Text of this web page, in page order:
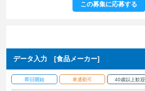
この募集に応募する
データ入力 [食品メーカー]
即日開始 車通勤可 40歳以上歓迎